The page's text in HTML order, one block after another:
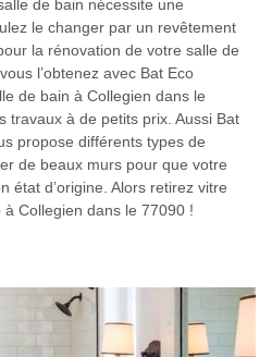
de bain nécessite une
le changer par un revêtement
la rénovation de votre salle de
l’obtenez avec Bat Eco
de bain à Collegien dans le
travaux à de petits prix. Aussi Bat
propose différents types de
de beaux murs pour que votre
état d’origine. Alors retirez vitre
Collegien dans le 77090 !